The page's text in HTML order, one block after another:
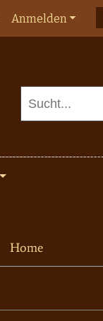
Anmelden
Home